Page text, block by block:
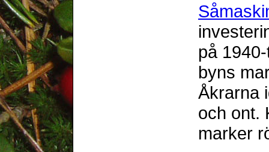
på
byns
Åkrarna
och ont.
marker